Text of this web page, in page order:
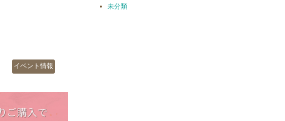
カ
テ
イベント情報
未分類